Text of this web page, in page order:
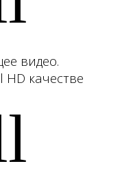
видео.
качестве